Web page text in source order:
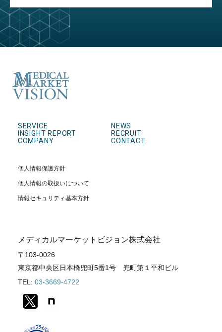
SERVICE
NEWS
INSIGHT REPORT
RECRUIT
COMPANY
CONTACT
個人情報保護方針
個人情報の取扱いについて
情報セキュリティ基本方針
メディカルマーケットビジョン株式会社
〒103-0026
東京都中央区日本橋兜町5番1号 兜町第１平和ビル
TEL: 03-3669-4722